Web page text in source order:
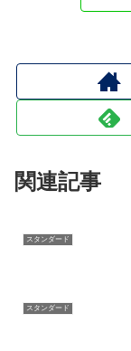
関連記事
スタンダード
スタンダード